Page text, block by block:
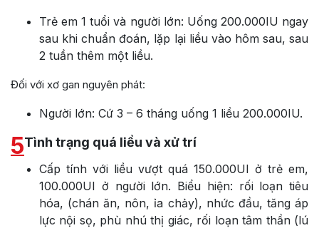
Trẻ em 1 tuổi và người lớn: Uống 200.000IU ngay
sau khi chuẩn đoán, lặp lại liều vào hôm sau, sau
2 tuần thêm một liều.
Đối với xơ gan nguyên phát:
Người lớn: Cứ 3 – 6 tháng uống 1 liều 200.000IU.
5Tình trạng quá liều và xử trí
Cấp tính với liều vượt quá 150.000UI ở trẻ em,
100.000UI ở người lớn. Biểu hiện: rối loạn tiêu
hóa, (chán ăn, nôn, ỉa chảy), nhức đầu, tăng áp
lực nội sọ, phù nhú thị giác, rối loạn tâm thần (lú